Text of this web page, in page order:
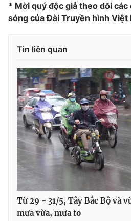
Photo
VTV Money
VTV Sức khoẻ Bất
Thị trường 24h Tấm
VTV9
Liên hệ tòa soạn
* Mời quý độc giả theo dõi
sóng của Đài Truyền hình Việt
Tin liên quan
Từ 29 - 31/5, Tây Bắc Bộ và
mưa vừa, mưa to